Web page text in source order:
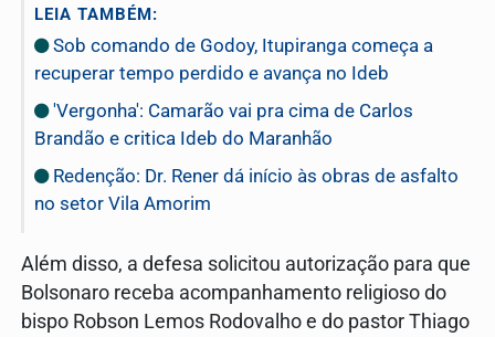
LEIA TAMBÉM:
Sob comando de Godoy, Itupiranga começa a
recuperar tempo perdido e avança no Ideb
'Vergonha': Camarão vai pra cima de Carlos
Brandão e critica Ideb do Maranhão
Redenção: Dr. Rener dá início às obras de asfalto
no setor Vila Amorim
Além disso, a defesa solicitou autorização para que
Bolsonaro receba acompanhamento religioso do
bispo Robson Lemos Rodovalho e do pastor Thiago